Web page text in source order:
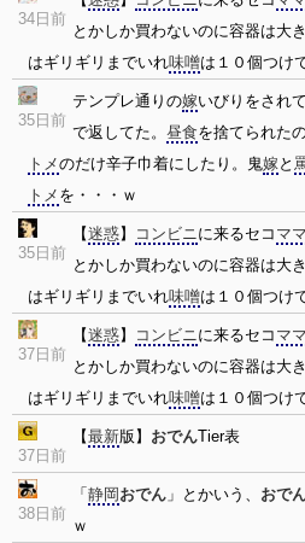
34日前
とかしか買わないのに容器は大
はギリギリまでいれ味噌は１０個つけ
35日前
テンプレ通りの嫁いびりをされ
で返してた。 昼食を捨てられたの
トメのだけ辛子巾着にしたり。鬼嫁と
トメ を・・・ｗ
35日前
【迷惑】 コンビニに来るセコ ママ
とかしか買わないのに容器は大
はギリギリまでいれ味噌は１０個つけ
37日前
【迷惑】 コンビニに来るセコ ママ
とかしか買わないのに容器は大
はギリギリまでいれ味噌は１０個つけ
37日前
【最新版】 おでんTier表
38日前
「 静岡 おでん 」とかいう、 おで
ｗ